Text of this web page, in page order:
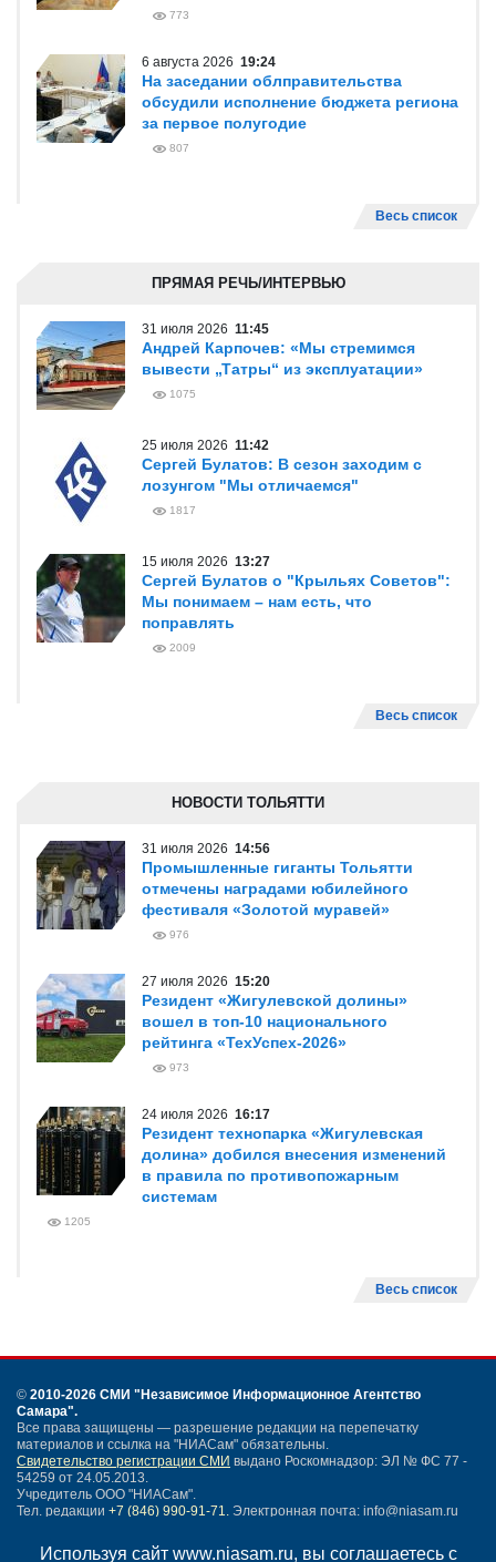
Используя сайт www.niasam.ru, вы соглашаетесь с
773
6 августа 2026 19:24
На заседании облправительства
обсудили исполнение бюджета региона
за первое полугодие
807
Весь список
ПРЯМАЯ РЕЧЬ/ИНТЕРВЬЮ
31 июля 2026 11:45
Андрей Карпочев: «Мы стремимся
вывести „Татры“ из эксплуатации»
1075
25 июля 2026 11:42
Сергей Булатов: В сезон заходим с
лозунгом "Мы отличаемся"
1817
15 июля 2026 13:27
Сергей Булатов о "Крыльях Советов":
Мы понимаем – нам есть, что
поправлять
2009
Весь список
НОВОСТИ ТОЛЬЯТТИ
31 июля 2026 14:56
Промышленные гиганты Тольятти
отмечены наградами юбилейного
фестиваля «Золотой муравей»
976
27 июля 2026 15:20
Резидент «Жигулевской долины»
вошел в топ-10 национального
рейтинга «ТехУспех-2026»
973
24 июля 2026 16:17
Резидент технопарка «Жигулевская
долина» добился внесения изменений
в правила по противопожарным
системам
1205
Весь список
© 2010-2026 СМИ "Независимое Информационное Агентство
Самара".
Все права защищены — разрешение редакции на перепечатку
материалов и ссылка на "НИАСам" обязательны.
Свидетельство регистрации СМИ выдано Роскомнадзор: ЭЛ № ФС 77 -
54259 от 24.05.2013.
Учредитель ООО "НИАСам".
Тел. редакции +7 (846) 990-91-71. Электронная почта: info@niasam.ru
Написать письмо